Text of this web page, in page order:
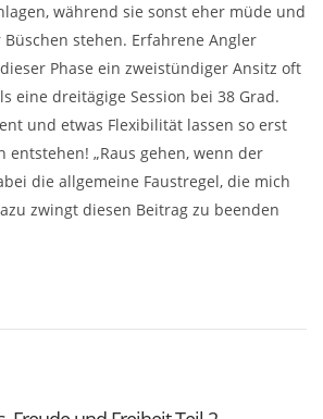
während sie sonst eher müde und
stehen. Erfahrene Angler
Phase ein zweistündiger Ansitz oft
eine dreitägige Session bei 38 Grad.
und etwas Flexibilität lassen so erst
entstehen! „Raus gehen, wenn der
die allgemeine Faustregel, die mich
zwingt diesen Beitrag zu beenden